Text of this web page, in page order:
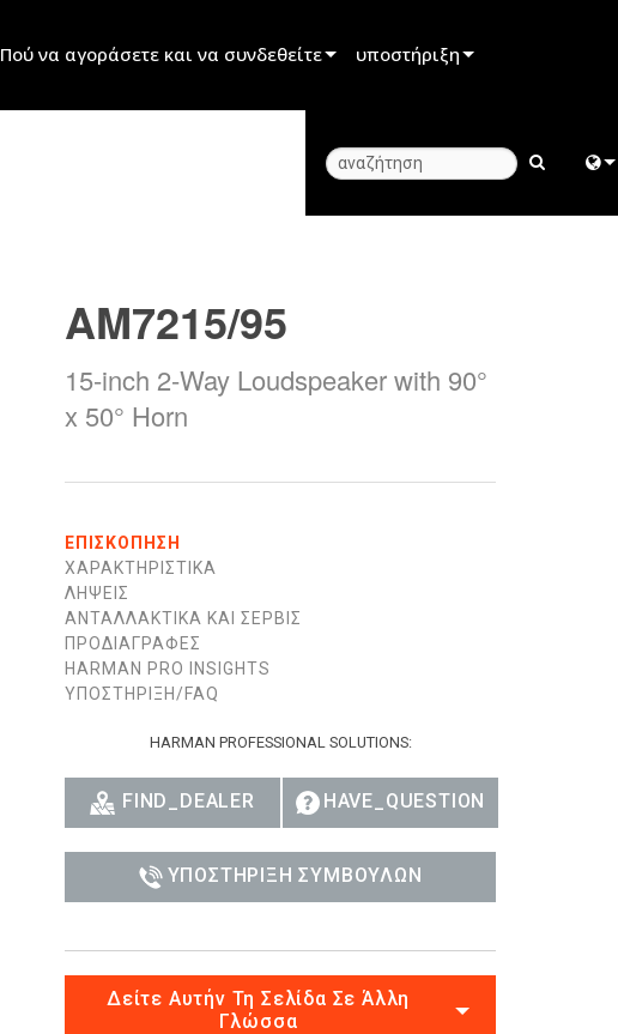
Πού να αγοράσετε και να συνδεθείτε υποστήριξη
Κέντρο βοήθειας 24/7
Λήψεις
AM7215/95
15-inch 2-Way Loudspeaker with 90°
x 50° Horn
ΕΠΙΣΚΌΠΗΣΗ
ΧΑΡΑΚΤΗΡΙΣΤΙΚΆ
ΛΉΨΕΙΣ
ΑΝΤΑΛΛΑΚΤΙΚΆ ΚΑΙ ΣΈΡΒΙΣ
ΠΡΟΔΙΑΓΡΑΦΈΣ
HARMAN PRO INSIGHTS
ΥΠΟΣΤΉΡΙΞΗ/FAQ
HARMAN PROFESSIONAL SOLUTIONS:
FIND_DEALER HAVE_QUESTION
ΥΠΟΣΤΉΡΙΞΗ ΣΥΜΒΟΎΛΩΝ
Δείτε Αυτήν Τη Σελίδα Σε Άλλη
Γλώσσα